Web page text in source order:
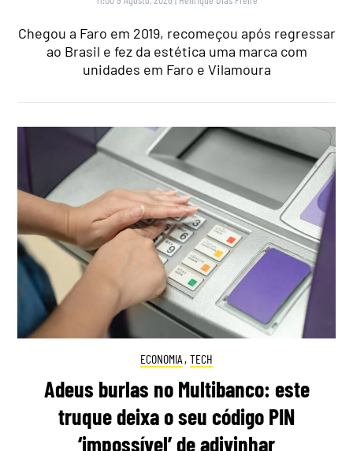
Chegou a Faro em 2019, recomeçou após regressar
ao Brasil e fez da estética uma marca com
unidades em Faro e Vilamoura
ECONOMIA , TECH
Adeus burlas no Multibanco: este
truque deixa o seu código PIN
‘impossível’ de adivinhar